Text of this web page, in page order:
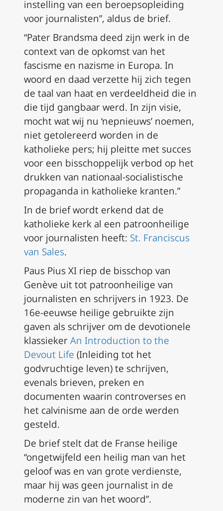
instelling van een beroepsopleiding
voor journalisten”, aldus de brief.
“Pater Brandsma deed zijn werk in de
context van de opkomst van het
fascisme en nazisme in Europa. In
woord en daad verzette hij zich tegen
de taal van haat en verdeeldheid die in
die tijd gangbaar werd. In zijn visie,
mocht wat wij nu ‘nepnieuws’ noemen,
niet getolereerd worden in de
katholieke pers; hij pleitte met succes
voor een bisschoppelijk verbod op het
drukken van nationaal-socialistische
propaganda in katholieke kranten.”
In de brief wordt erkend dat de
katholieke kerk al een patroonheilige
voor journalisten heeft: St. Franciscus
van Sales.
Paus Pius XI riep de bisschop van
Genève uit tot patroonheilige van
journalisten en schrijvers in 1923. De
16e-eeuwse heilige gebruikte zijn
gaven als schrijver om de devotionele
klassiekerAn Introduction to the
Devout Life (Inleiding tot het
godvruchtige leven) te schrijven,
evenals brieven, preken en
documenten waarin controverses en
het calvinisme aan de orde werden
gesteld.
De brief stelt dat de Franse heilige
“ongetwijfeld een heilig man van het
geloof was en van grote verdienste,
maar hij was geen journalist in de
moderne zin van het woord”.